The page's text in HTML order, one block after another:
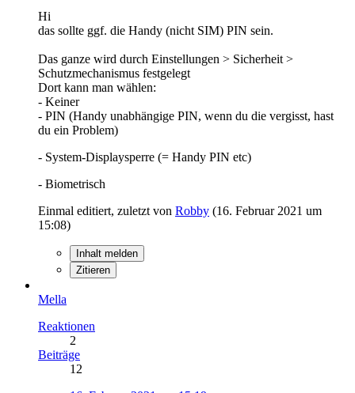
Hi
das sollte ggf. die Handy (nicht SIM) PIN sein.
Das ganze wird durch Einstellungen > Sicherheit >
Schutzmechanismus festgelegt
Dort kann man wählen:
- Keiner
- PIN (Handy unabhängige PIN, wenn du die vergisst, hast
du ein Problem)
- System-Displaysperre (= Handy PIN etc)
- Biometrisch
Einmal editiert, zuletzt von Robby (16. Februar 2021 um
15:08)
Inhalt melden
Zitieren
Mella
Reaktionen
2
Beiträge
12